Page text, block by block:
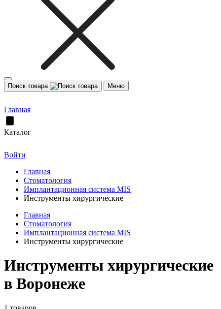
Поиск товара Меню
Главная
Каталог
Войти
Главная
Стоматология
Имплантационная система MIS
Инструменты хирургические
Главная
Стоматология
Имплантационная система MIS
Инструменты хирургические
Инструменты хирургические
в Воронеже